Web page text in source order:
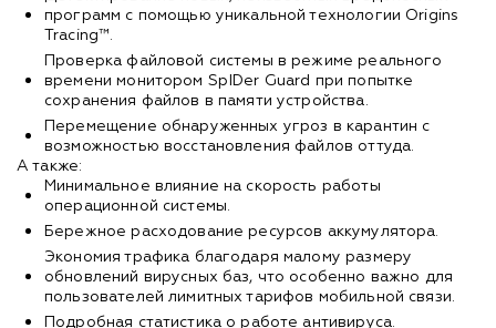
программ с помощью уникальной технологии Origins
Tracing™.
Проверка файловой системы в режиме реального
времени монитором SpIDer Guard при попытке
сохранения файлов в памяти устройства.
Перемещение обнаруженных угроз в карантин с
возможностью восстановления файлов оттуда.
А также:
Минимальное влияние на скорость работы
операционной системы.
Бережное расходование ресурсов аккумулятора.
Экономия трафика благодаря малому размеру
обновлений вирусных баз, что особенно важно для
пользователей лимитных тарифов мобильной связи.
Подробная статистика о работе антивируса.